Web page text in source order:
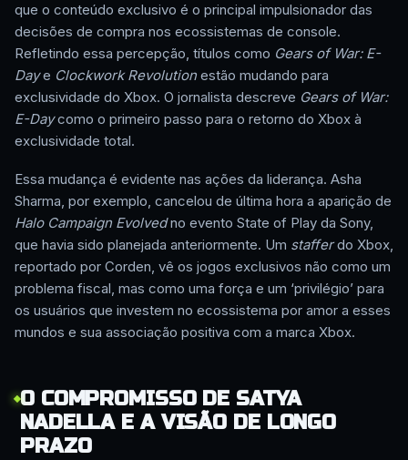
que o conteúdo exclusivo é o principal impulsionador das
decisões de compra nos ecossistemas de console.
Refletindo essa percepção, títulos como Gears of War: E-
Daye Clockwork Revolution estão mudando para
exclusividade do Xbox. O jornalista descreve Gears of War:
E-Daycomo o primeiro passo para o retorno do Xbox à
exclusividade total.
Essa mudança é evidente nas ações da liderança. Asha
Sharma, por exemplo, cancelou de última hora a aparição de
Halo Campaign Evolvedno evento State of Play da Sony,
que havia sido planejada anteriormente. Um stafferdo Xbox,
reportado por Corden, vê os jogos exclusivos não como um
problema fiscal, mas como uma força e um ‘privilégio’ para
os usuários que investem no ecossistema por amor a esses
mundos e sua associação positiva com a marca Xbox.
O COMPROMISSO DE SATYA
NADELLA E A VISÃO DE LONGO
PRAZO